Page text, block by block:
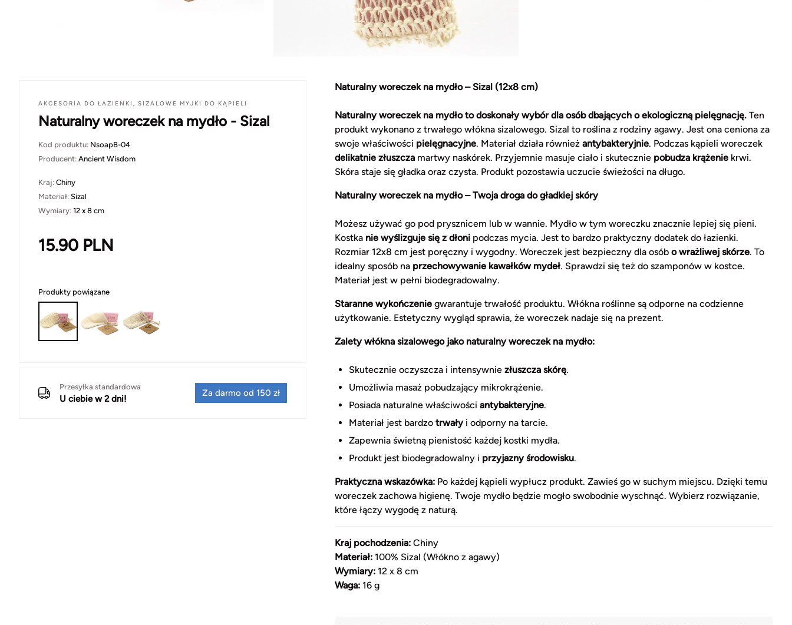
AKCESORIA DO ŁAZIENKI , SIZALOWE MYJKI DO KĄPIELI
Naturalny woreczek na mydło - Sizal
Kod produktu: NsoapB-04
Producent: Ancient Wisdom
Kraj: Chiny
Materiał: Sizal
Wymiary: 12 x 8 cm
15.90 PLN
Produkty powiązane
Przesyłka standardowa
U ciebie w 2 dni!
Za darmo od 150 zł
Naturalny woreczek na mydło – Sizal (12x8 cm)
Naturalny woreczek na mydło to doskonały wybór dla osób dbających o ekologiczną pielęgnację. Ten
produkt wykonano z trwałego włókna sizalowego. Sizal to roślina z rodziny agawy. Jest ona ceniona za
swoje właściwości pielęgnacyjne. Materiał działa również antybakteryjnie. Podczas kąpieli woreczek
delikatnie złuszcza martwy naskórek. Przyjemnie masuje ciało i skutecznie pobudza krążenie krwi.
Skóra staje się gładka oraz czysta. Produkt pozostawia uczucie świeżości na długo.
Naturalny woreczek na mydło – Twoja droga do gładkiej skóry
Możesz używać go pod prysznicem lub w wannie. Mydło w tym woreczku znacznie lepiej się pieni.
Kostka nie wyślizguje się z dłoni podczas mycia. Jest to bardzo praktyczny dodatek do łazienki.
Rozmiar 12x8 cm jest poręczny i wygodny. Woreczek jest bezpieczny dla osób o wrażliwej skórze. To
idealny sposób na przechowywanie kawałków mydeł. Sprawdzi się też do szamponów w kostce.
Materiał jest w pełni biodegradowalny.
Staranne wykończenie gwarantuje trwałość produktu. Włókna roślinne są odporne na codzienne
użytkowanie. Estetyczny wygląd sprawia, że woreczek nadaje się na prezent.
Zalety włókna sizalowego jako naturalny woreczek na mydło:
Skutecznie oczyszcza i intensywnie złuszcza skórę.
Umożliwia masaż pobudzający mikrokrążenie.
Posiada naturalne właściwości antybakteryjne.
Materiał jest bardzo trwałyi odporny na tarcie.
Zapewnia świetną pienistość każdej kostki mydła.
Produkt jest biodegradowalny i przyjazny środowisku.
Praktyczna wskazówka: Po każdej kąpieli wypłucz produkt. Zawieś go w suchym miejscu. Dzięki temu
woreczek zachowa higienę. Twoje mydło będzie mogło swobodnie wyschnąć. Wybierz rozwiązanie,
które łączy wygodę z naturą.
Kraj pochodzenia: Chiny
Materiał: 100% Sizal (Włókno z agawy)
Wymiary: 12 x 8 cm
Waga: 16 g